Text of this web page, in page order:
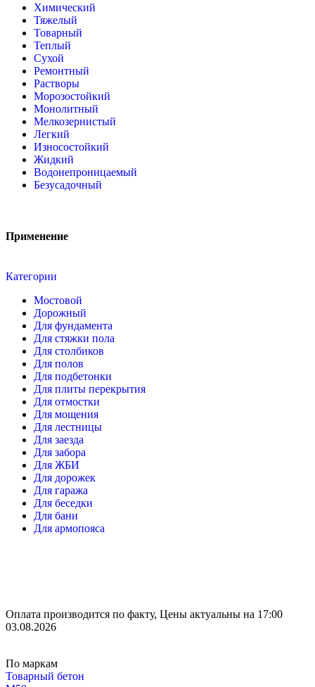
Химический
Тяжелый
Товарный
Теплый
Сухой
Ремонтный
Растворы
Морозостойкий
Монолитный
Мелкозернистый
Легкий
Износостойкий
Жидкий
Водонепроницаемый
Безусадочный
Применение
Категории
Мостовой
Дорожный
Для фундамента
Для стяжки пола
Для столбиков
Для полов
Для подбетонки
Для плиты перекрытия
Для отмостки
Для мощения
Для лестницы
Для заезда
Для забора
Для ЖБИ
Для дорожек
Для гаража
Для беседки
Для бани
Для армопояса
Оплата производится по факту, Цены актуальны на 17:00
03.08.2026
По маркам
Товарный бетон